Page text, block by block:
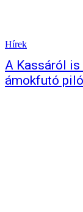
Hírek
A Kassáról
ámokfutó